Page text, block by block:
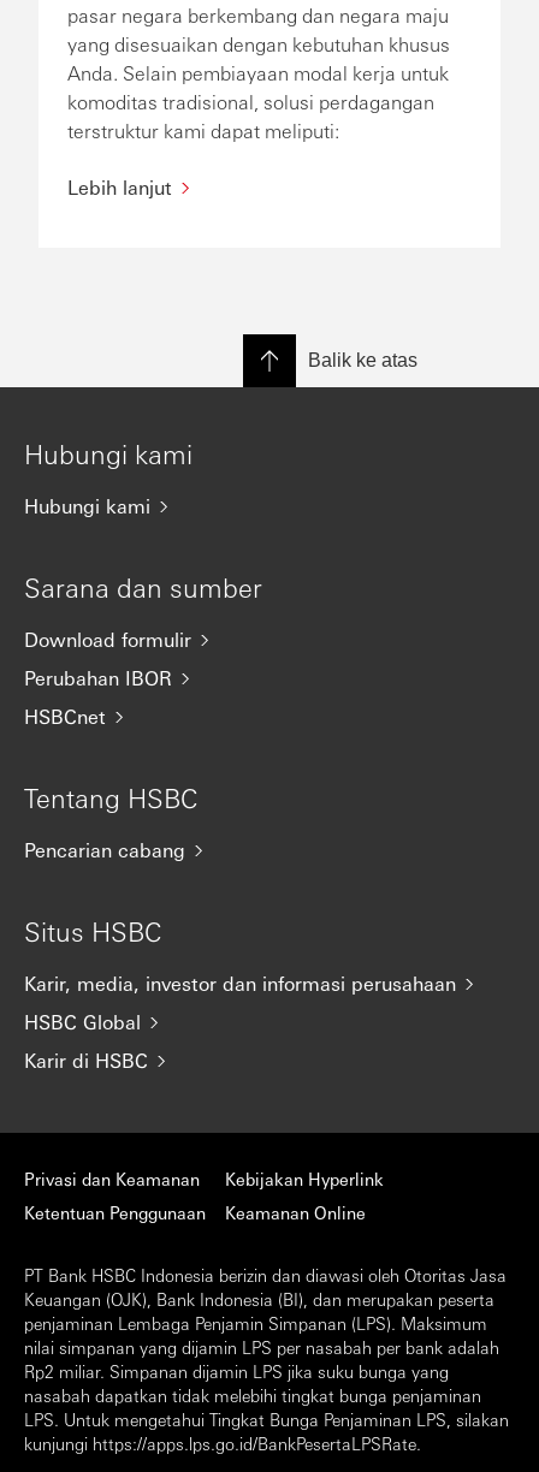
pasar negara berkembang dan negara maju
yang disesuaikan dengan kebutuhan khusus
Anda. Selain pembiayaan modal kerja untuk
komoditas tradisional, solusi perdagangan
terstruktur kami dapat meliputi:
Lebih lanjut
Balik ke atas
Hubungi kami
Hubungi kami
Sarana dan sumber
Download formulir
Perubahan IBOR
HSBCnet
Tentang HSBC
Pencarian cabang
Situs HSBC
Karir, media, investor dan informasi perusahaan
HSBC Global
Karir di HSBC
Privasi dan Keamanan
Ketentuan Penggunaan
Kebijakan Hyperlink
Keamanan Online
PT Bank HSBC Indonesia berizin dan diawasi oleh Otoritas Jasa
Keuangan (OJK), Bank Indonesia (BI), dan merupakan peserta
penjaminan Lembaga Penjamin Simpanan (LPS). Maksimum
nilai simpanan yang dijamin LPS per nasabah per bank adalah
Rp2 miliar. Simpanan dijamin LPS jika suku bunga yang
nasabah dapatkan tidak melebihi tingkat bunga penjaminan
LPS. Untuk mengetahui Tingkat Bunga Penjaminan LPS, silakan
kunjungi https://apps.lps.go.id/BankPesertaLPSRate.